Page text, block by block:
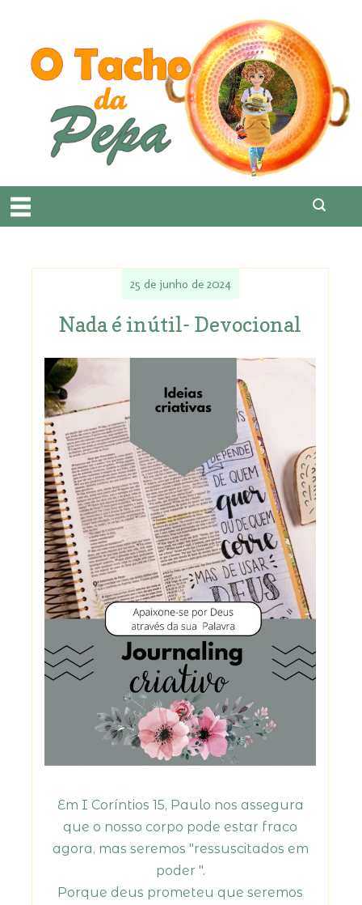
25 de junho de 2024
Nada é inútil- Devocional
Em I Coríntios 15, Paulo nos assegura
que o nosso corpo pode estar fraco
agora, mas seremos "ressuscitados em
poder ".
Porque deus prometeu que seremos